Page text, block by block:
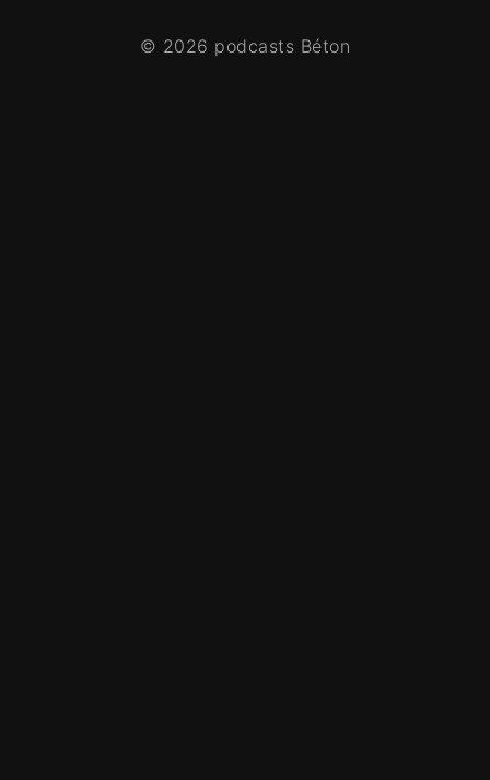
© 2026 podcasts Béton